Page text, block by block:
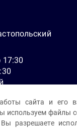
17:30
сайта и его
используем файлы
разрешаете